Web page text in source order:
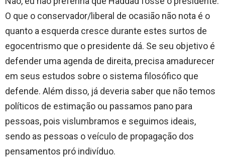
O que o conservador/liberal de ocasião não nota é o
quanto a esquerda cresce durante estes surtos de
egocentrismo que o presidente dá. Se seu objetivo é
defender uma agenda de direita, precisa amadurecer
em seus estudos sobre o sistema filosófico que
defende. Além disso, já deveria saber que não temos
políticos de estimação ou passamos pano para
pessoas, pois vislumbramos e seguimos ideais,
sendo as pessoas o veículo de propagação dos
pensamentos pró indivíduo.